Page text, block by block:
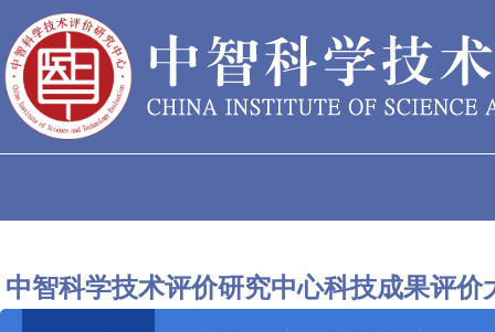
中智科学技术评价研究中心科技成果评